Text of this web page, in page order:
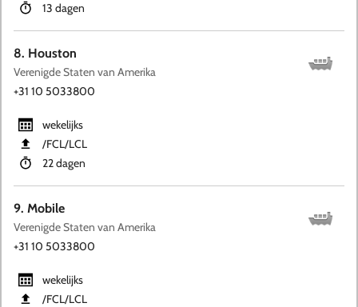
13 dagen
8. Houston
Verenigde Staten van Amerika
+31 10 5033800
wekelijks
​/FCL​/LCL
22 dagen
9. Mobile
Verenigde Staten van Amerika
+31 10 5033800
wekelijks
​/FCL​/LCL